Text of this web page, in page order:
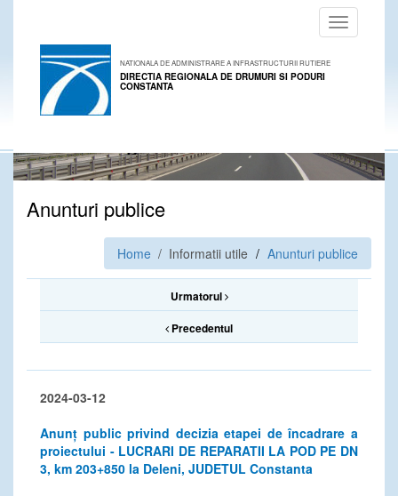
Toggle
navigation
NATIONALA DE ADMINISTRARE A INFRASTRUCTURII RUTIERE
DIRECTIA REGIONALA DE DRUMURI SI PODURI
CONSTANTA
Anunturi publice
Home / Informatii utile Anunturi publice
Urmatorul
Precedentul
2024-03-12
Anunț public privind decizia etapei de încadrare a
proiectului - LUCRARI DE REPARATII LA POD PE DN
3, km 203+850 la Deleni, JUDETUL Constanta